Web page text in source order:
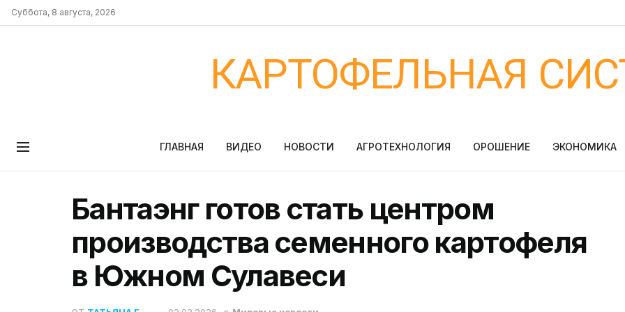
Суббота, 8 августа, 2026
КАРТОФЕЛЬНАЯ
ГЛАВНАЯ ВИДЕО НОВОСТИ АГРОТЕХНОЛОГИЯ ОРОШЕНИЕ ЭКОНОМИКА
Бантаэнг готов стать центром
производства семенного картофеля
в Южном Сулавеси